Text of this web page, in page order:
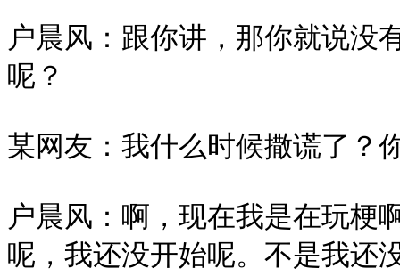
户晨风：跟你讲，那你就说没
呢？
某网友：我什么时候撒谎了？
户晨风：啊，现在我是在玩梗
呢，我还没开始呢。不是我还